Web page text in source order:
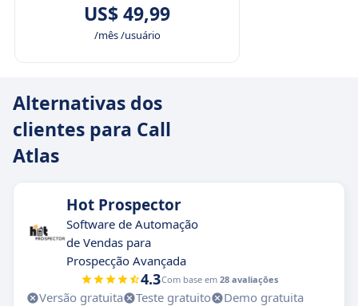
US$ 49,99
/mês /usuário
Alternativas dos
clientes para Call
Atlas
Hot Prospector
Software de Automação
de Vendas para
Prospecção Avançada
4.3Com base em 28 avaliações
Versão gratuita Teste gratuito
Demo gratuita